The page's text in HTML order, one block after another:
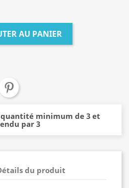
AU PANIER
minimum de 3 et
par 3
du produit